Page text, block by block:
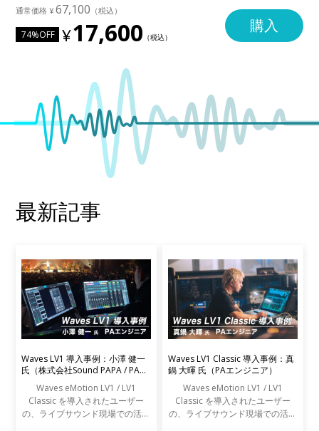
67,100
74%OFF 17,600 購入
最新記事
Waves LV1 導入事例：小澤 健一
氏（株式会社Sound PAPA / PAエ
Waves eMotion LV1 / LV1
Classic を導入されたユーザー
の、ライブサウンド現場での活用
Waves LV1 Classic 導入事例：真
鍋 大暉 氏（PAエンジニア）
Waves eMotion LV1 / LV1
Classic を導入されたユーザー
の、ライブサウンド現場での活用